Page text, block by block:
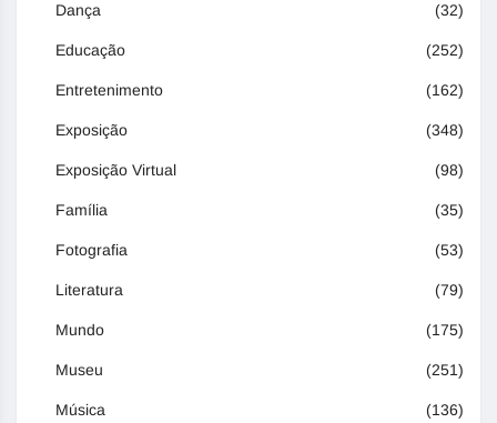
Dança (32)
Educação (252)
Entretenimento (162)
Exposição (348)
Exposição Virtual (98)
Família (35)
Fotografia (53)
Literatura (79)
Mundo (175)
Museu (251)
Música (136)